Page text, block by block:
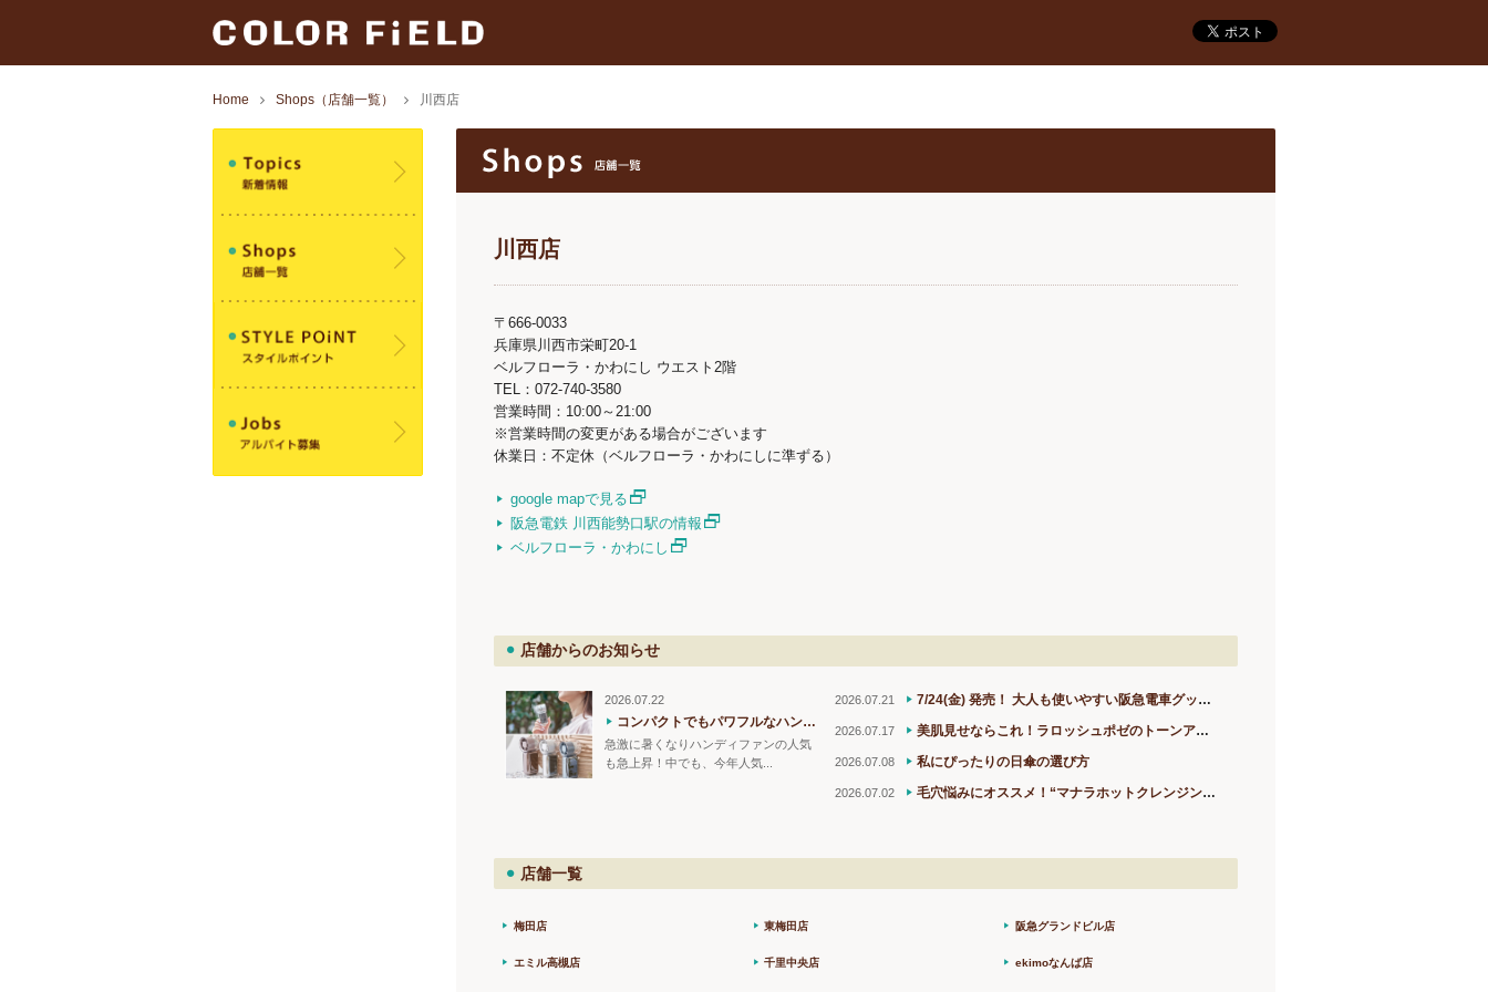
Home Shops（店舗一覧） 川西店
川西店
〒666-0033
兵庫県川西市栄町20-1
ベルフローラ・かわにし ウエスト2階
TEL：072-740-3580
営業時間：10:00～21:00
※営業時間の変更がある場合がございます
休業日：不定休（ベルフローラ・かわにしに準ずる）
google mapで見る
阪急電鉄 川西能勢口駅の情報
ベルフローラ・かわにし
店舗からのお知らせ
2026.07.22
コンパクトでもパワフルなハンディファン！
急激に暑くなりハンディファンの人気
も急上昇！中でも、今年人気...
2026.07.21 7/24(金) 発売！ 大人も使いやすい阪急電車グッズ 「Hankyu PicTrain」シリーズから 新商品4アイテムが登場！
2026.07.17 美肌見せならこれ！ラロッシュポゼのトーンアップUV化粧下地
2026.07.08 私にぴったりの日傘の選び方
2026.07.02 毛穴悩みにオススメ！“マナラホットクレンジングゲル”
店舗一覧
梅田店 東梅田店 阪急グランドビル店
エミル高槻店 千里中央店 ekimoなんば店